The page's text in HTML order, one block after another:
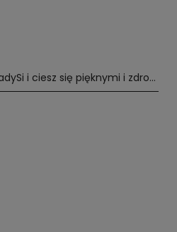
i ciesz się pięknymi i